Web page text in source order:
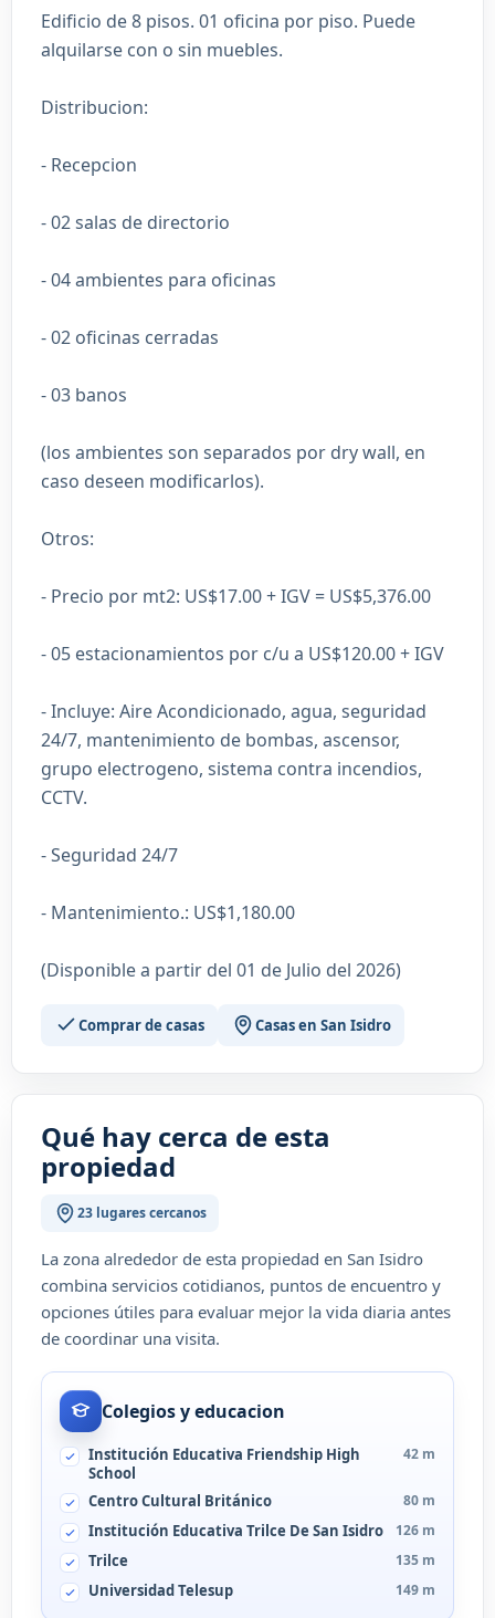
Edificio de 8 pisos. 01 oficina por piso. Puede
alquilarse con o sin muebles.
Distribucion:
- Recepcion
- 02 salas de directorio
- 04 ambientes para oficinas
- 02 oficinas cerradas
- 03 banos
(los ambientes son separados por dry wall, en
caso deseen modificarlos).
Otros:
- Precio por mt2: US$17.00 + IGV = US$5,376.00
- 05 estacionamientos por c/u a US$120.00 + IGV
- Incluye: Aire Acondicionado, agua, seguridad
24/7, mantenimiento de bombas, ascensor,
grupo electrogeno, sistema contra incendios,
CCTV.
- Seguridad 24/7
- Mantenimiento.: US$1,180.00
(Disponible a partir del 01 de Julio del 2026)
Comprar de casas Casas en San Isidro
Qué hay cerca de esta
propiedad
23 lugares cercanos
La zona alrededor de esta propiedad en San Isidro
combina servicios cotidianos, puntos de encuentro y
opciones útiles para evaluar mejor la vida diaria antes
de coordinar una visita.
Colegios y educacion
Institución Educativa Friendship High
School
42 m
Centro Cultural Británico 80 m
Institución Educativa Trilce De San Isidro 126 m
Trilce 135 m
Universidad Telesup 149 m